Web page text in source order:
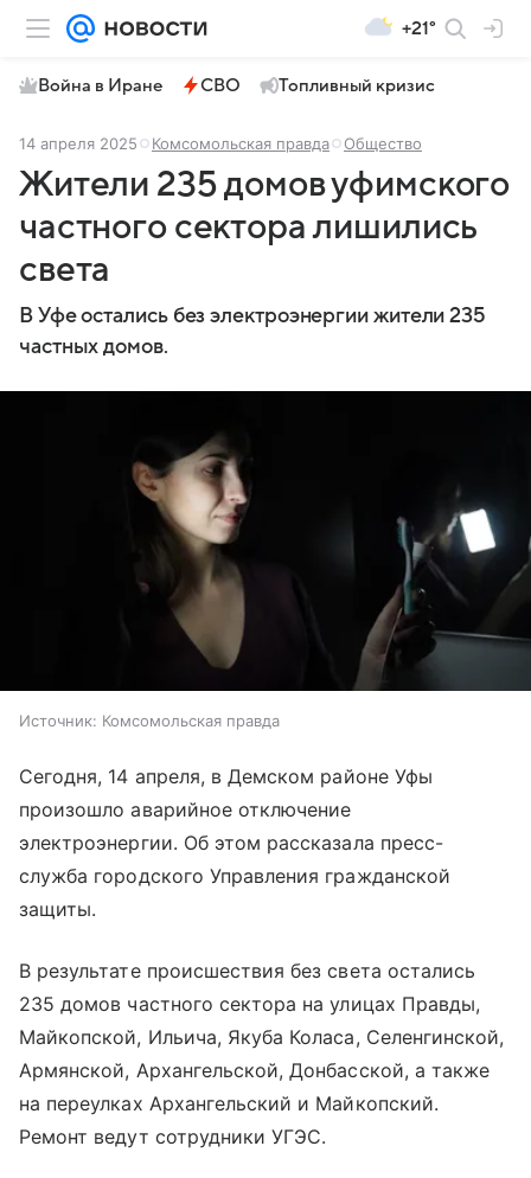
+21°
Война в Иране СВО Топливный кризис
14 апреля 2025 Комсомольская правда Общество
Жители 235 домов уфимского
частного сектора лишились
света
В Уфе остались без электроэнергии жители 235
частных домов.
Источник: Комсомольская правда
Сегодня, 14 апреля, в Демском районе Уфы
произошло аварийное отключение
электроэнергии. Об этом рассказала пресс-
служба городского Управления гражданской
защиты.
В результате происшествия без света остались
235 домов частного сектора на улицах Правды,
Майкопской, Ильича, Якуба Коласа, Селенгинской,
Армянской, Архангельской, Донбасской, а также
на переулках Архангельский и Майкопский.
Ремонт ведут сотрудники УГЭС.